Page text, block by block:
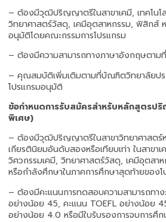
– ต้องมีวุฒิปริญญาตรีในสาขาเคมี, เทคโนโ
วิทยาศาสตร์วัสดุ, เคมีอุตสาหกรรม, ฟิสิกส์
อนุมัติโดยคณะกรรมการโปรแกรม
– ต้องมีความสามารถทางภาษาอังกฤษตาม
– คุณสมบัติเพิ่มเติมตามที่บัณฑิตวิทยาลัยปร
โปรแกรมอนุมัติ
ข้อกำหนดการรับสมัครสำหรับหลักสูตรป
พิเศษ)
– ต้องมีวุฒิปริญญาตรีในสาขาวิทยาศาสตร์
เกียรตินิยมอันดับสองหรือเทียบเท่า ในสาขาเ
วิศวกรรมเคมี, วิทยาศาสตร์วัสดุ, เคมีอุตสา
หรือกำลังศึกษาในภาคการศึกษาสุดท้ายของโ
– ต้องมีคะแนนการทดสอบความสามารถทา
อย่างน้อย 45, คะแนน TOEFL อย่างน้อย
อย่างน้อย 4.0 หรือมีใบรับรองการจบการศึก